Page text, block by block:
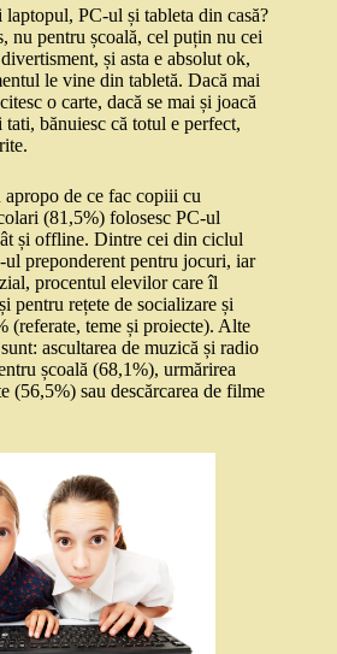
PC-ul și tableta din casă?
nu pentru școală, cel puțin nu cei
și asta e absolut ok,
le vine din tabletă. Dacă mai
o carte, dacă se mai și joacă
bănuiesc că totul e perfect,
de ce fac copiii cu
(81,5%) folosesc PC-ul
și offline. Dintre cei din ciclul
preponderent pentru jocuri, iar
procentul elevilor care îl
pentru rețete de socializare și
(referate, teme și proiecte). Alte
ascultarea de muzică și radio
școală (68,1%), urmărirea
(56,5%) sau descărcarea de filme